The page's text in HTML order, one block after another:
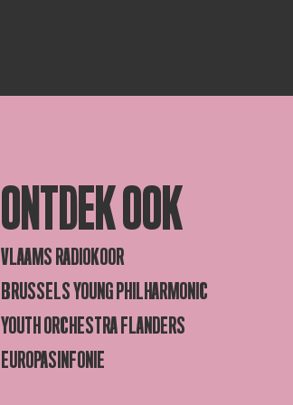
ONTDEK OOK
VLAAMS RADIOKOOR
BRUSSELS YOUNG PHILHARMONIC
YOUTH ORCHESTRA FLANDERS
EUROPASINFONIE